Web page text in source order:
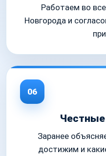
Работаем во
Новгорода и
06
Заранее
достижим и